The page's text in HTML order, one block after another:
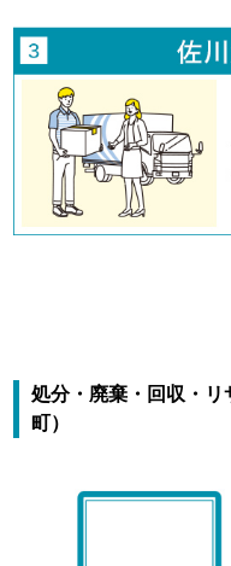
処分・廃棄・回収・リ
町）